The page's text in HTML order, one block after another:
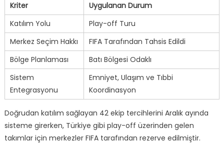
Kriter
Uygulanan Durum
Katılım Yolu
Play-off Turu
Merkez Seçim Hakkı
FIFA Tarafından Tahsis Edildi
Bölge Planlaması
Batı Bölgesi Odaklı
Sistem
Entegrasyonu
Emniyet, Ulaşım ve Tıbbi
Koordinasyon
Doğrudan katılım sağlayan 42 ekip tercihlerini Aralık ayında
sisteme girerken, Türkiye gibi play-off üzerinden gelen
takımlar için merkezler FIFA tarafından rezerve edilmiştir.